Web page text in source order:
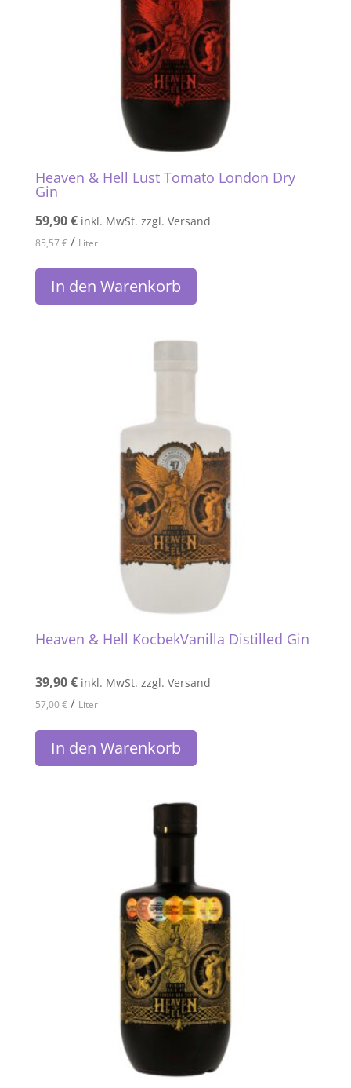
Heaven & Hell Lust Tomato London Dry
Gin
59,90€ inkl. MwSt. zzgl. Versand
85,57€/ Liter
In den Warenkorb
Heaven & Hell KocbekVanilla Distilled Gin
39,90€ inkl. MwSt. zzgl. Versand
57,00€/ Liter
In den Warenkorb